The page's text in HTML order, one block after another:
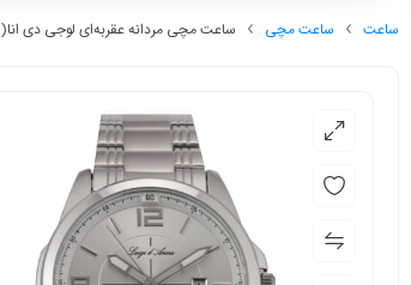
ساعت ساعت مچی ساعت مچی مردانه عقربه‌ای لوجی دی انا(Luigi d’ Anna) مدل LDAG2281-SL